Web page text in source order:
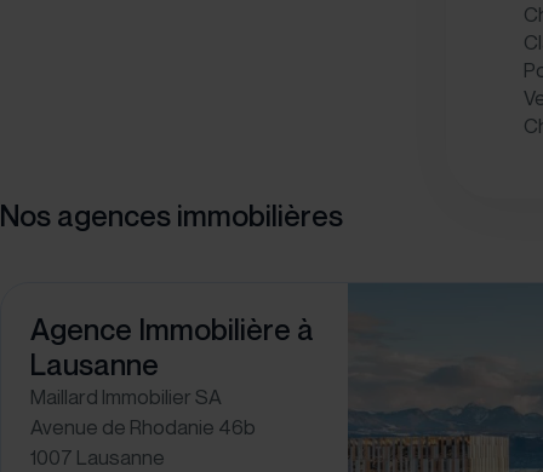
Nos agences immobilières
Agence Immobilière à
Lausanne
Maillard Immobilier SA
Avenue de Rhodanie 46b
1007 Lausanne